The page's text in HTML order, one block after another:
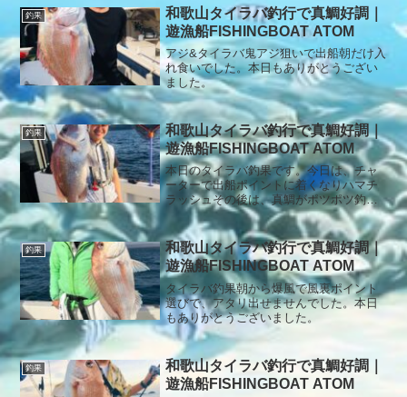
の頑張りを見て2人も復活、無事に全員釣
れて、安全の為に早上がりで終了となり
ました。リリースもありがとうございま
す。本日もありがとうございました。
釣果
和歌山タイラバ釣行で真鯛好調｜
遊漁船FISHINGBOAT ATOM
アジ&タイラバ鬼アジ狙いで出船朝だけ入
れ食いでした。本日もありがとうござい
ました。
釣果
和歌山タイラバ釣行で真鯛好調｜
遊漁船FISHINGBOAT ATOM
本日のタイラバ釣果です。今日は、チャ
ーターで出船ポイントに着くなりハマチ
ラッシュその後は、真鯛がポツポツ釣れ
てましたが、アタリ少なかったですね本
日もありがとうございました。
釣果
和歌山タイラバ釣行で真鯛好調｜
遊漁船FISHINGBOAT ATOM
タイラバ釣果朝から爆風で風裏ポイント
選びで、アタリ出せませんでした。本日
もありがとうございました。
釣果
和歌山タイラバ釣行で真鯛好調｜
遊漁船FISHINGBOAT ATOM